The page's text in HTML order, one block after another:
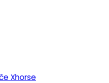
Xhorse